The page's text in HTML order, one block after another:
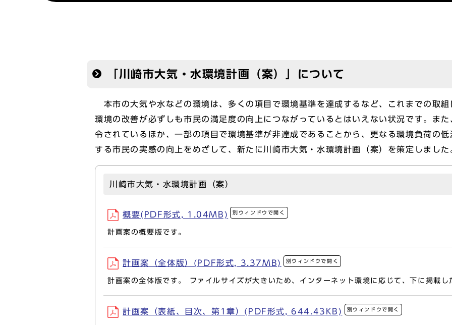
「川崎市大気・水環境計画（案）」について
本市の大気や水などの環境は、多くの項目で環境基準を達成するなど、これまでの取組
環境の改善が必ずしも市民の満足度の向上につながっているとはいえない状況です。ま
令されているほか、一部の項目で環境基準が非達成であることから、更なる環境負荷の
する市民の実感の向上をめざして、新たに川崎市大気・水環境計画（案）を策定しました
川崎市大気・水環境計画（案）
概要(PDF形式, 1.04MB) 別ウィンドウで開く
計画案の概要版です。
計画案（全体版）(PDF形式, 3.37MB) 別ウィンドウで開く
計画案の全体版です。 ファイルサイズが大きいため、インターネット環境に応じて、下に掲載し
計画案（表紙、目次、第1章）(PDF形式, 644.43KB) 別ウィンドウで開く